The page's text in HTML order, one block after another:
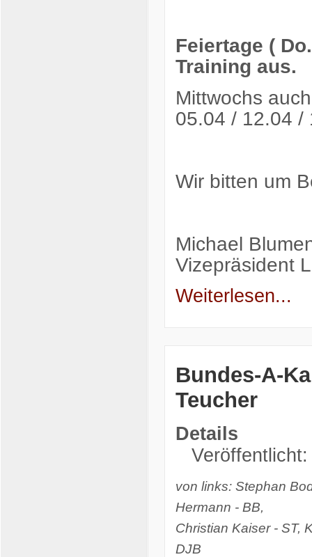
Feiertage (
Training aus.
Mittwochs
05.04 / 12.04 /
Wir bitten um
Michael
Vizepräsident
Weiterlesen...
Bundes-A-
Teucher
Details
von links: Stephan
Hermann - BB,
Christian Kaiser - ST,
DJB